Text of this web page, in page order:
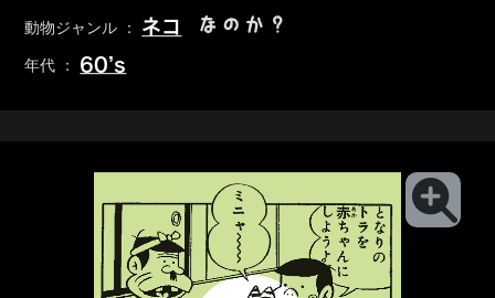
動物ジャンル ： ネコ なのか？
年代 ： 60’s